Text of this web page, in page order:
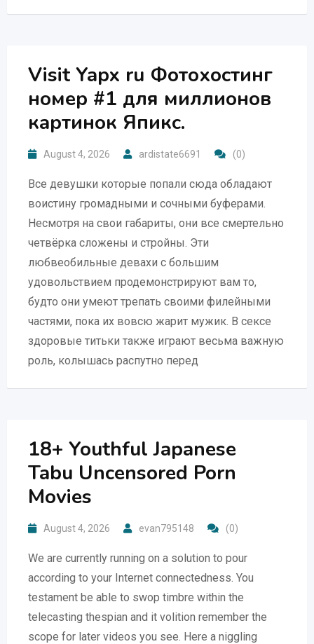
Visit Yapx ru Фотохостинг
номер #1 для миллионов
картинок Япикс.
August 4, 2026 ardistate6691 (0)
Все девушки которые попали сюда обладают
воистину громадными и сочными буферами.
Несмотря на свои габариты, они все смертельно
четвёрка сложены и стройны. Эти
любвеобильные девахи с большим
удовольствием продемонстрируют вам то,
будто они умеют трепать своими филейными
частями, пока их вовсю жарит мужик. В сексе
здоровые титьки также играют весьма важную
роль, колышась распутно перед
18+ Youthful Japanese
Tabu Uncensored Porn
Movies
August 4, 2026 evan795148 (0)
We are currently running on a solution to pour
according to your Internet connectedness. You
testament be able to swop timbre within the
telecasting thespian and it volition remember the
scope for later videos you see. Here a niggling